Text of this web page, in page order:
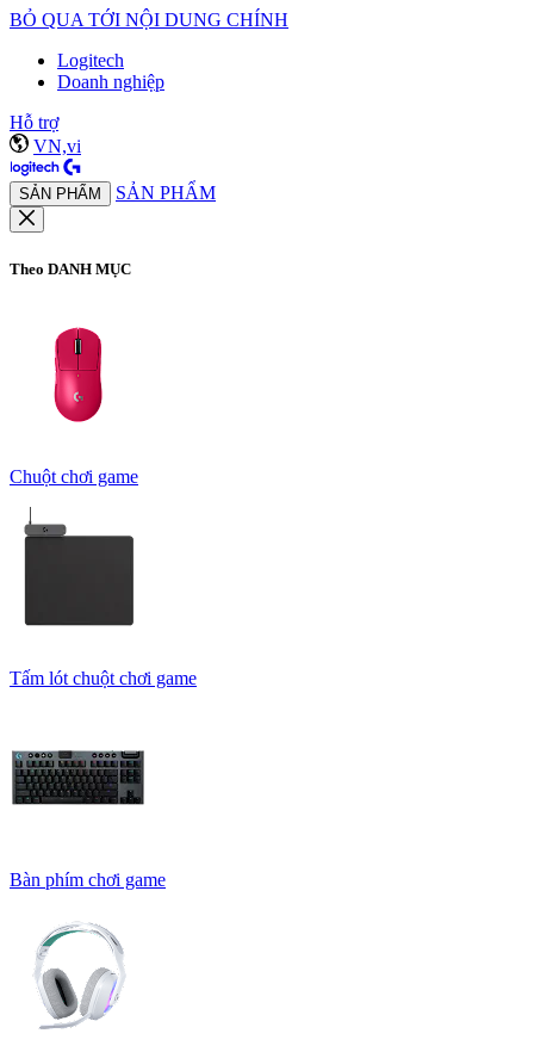
BỎ QUA TỚI NỘI DUNG CHÍNH
Logitech
Doanh nghiệp
Hỗ trợ
VN,vi
SẢN PHẨM SẢN PHẨM
Theo DANH MỤC
Chuột chơi game
Tấm lót chuột chơi game
Bàn phím chơi game